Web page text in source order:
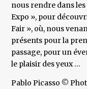
nous rendre dans les
Expo », pour
Fair », où, nous
présents pour la
passage, pour un
le plaisir des yeux …
Pablo Picasso ©